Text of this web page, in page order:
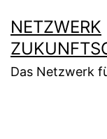
Inhalt
springen
NETZWERK
Das Netzwerk